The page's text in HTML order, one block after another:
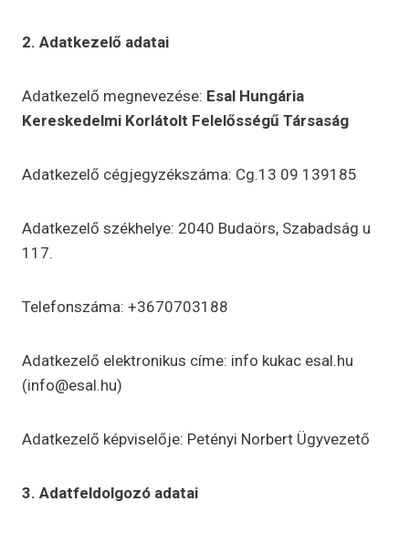
2. Adatkezelő adatai
Adatkezelő megnevezése: Esal Hungária
Kereskedelmi Korlátolt Felelősségű Társaság
Adatkezelő cégjegyzékszáma: Cg.13 09 139185
Adatkezelő székhelye: 2040 Budaörs, Szabadság u
117.
Telefonszáma: +3670703188
Adatkezelő elektronikus címe: info kukac esal.hu
(info@esal.hu)
Adatkezelő képviselője: Petényi Norbert Ügyvezető
3. Adatfeldolgozó adatai